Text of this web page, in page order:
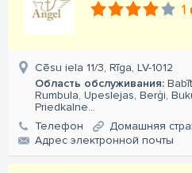
1
Cēsu iela 11/3, Rīga, LV-1012
Область обслуживания:
Rumbula, Upeslejas, Berģi,
Priedkalne...
Телефон
Домашняя
Aдрес электронной почты